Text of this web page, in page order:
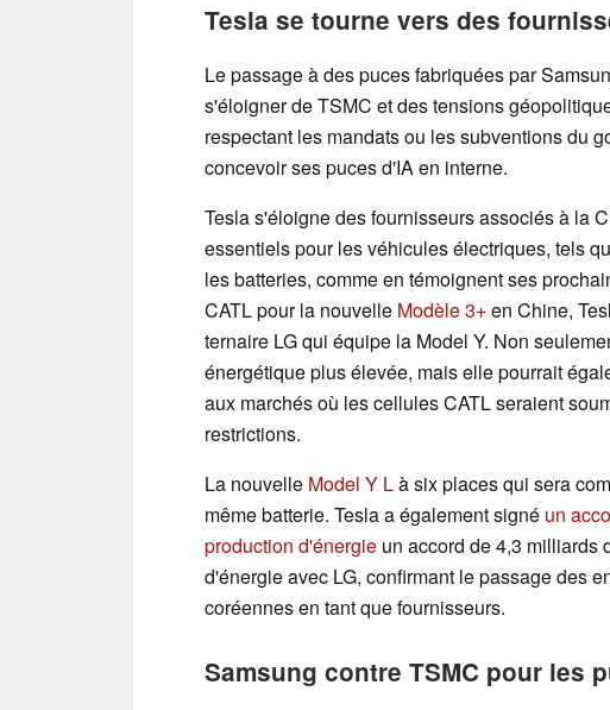
Tesla se tourne vers des
Le passage à des puces fabriquées par
s'éloigner de TSMC et des tensions
respectant les mandats ou les subventions du
concevoir ses puces d'IA en interne.
Tesla s'éloigne des fournisseurs associés à la
essentiels pour les véhicules électriques, tels
les batteries, comme en témoignent ses
CATL pour la nouvelle Modèle 3+en Chine,
ternaire LG qui équipe la Model Y. Non
énergétique plus élevée, mais elle pourrait
aux marchés où les cellules CATL seraient
restrictions.
La nouvelle Model Y Là six places qui sera
même batterie. Tesla a également signé un
production d'énergie un accord de 4,3 milliards
d'énergie avec LG, confirmant le passage des
coréennes en tant que fournisseurs.
Samsung contre TSMC pour les